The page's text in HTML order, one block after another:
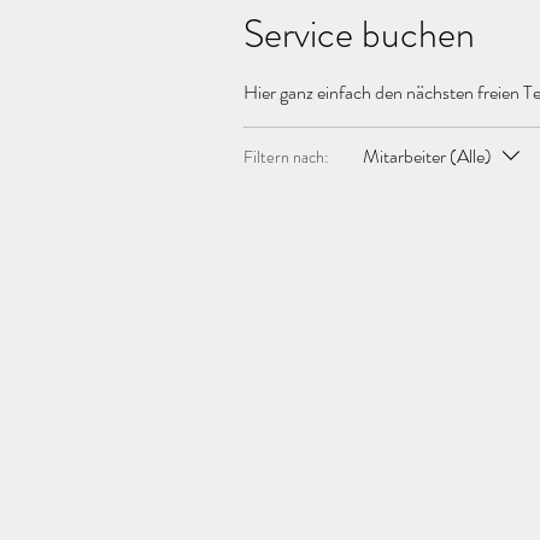
Service buchen
Hier ganz einfach den nächsten freien
Filtern nach: Mitarbeiter (Alle)